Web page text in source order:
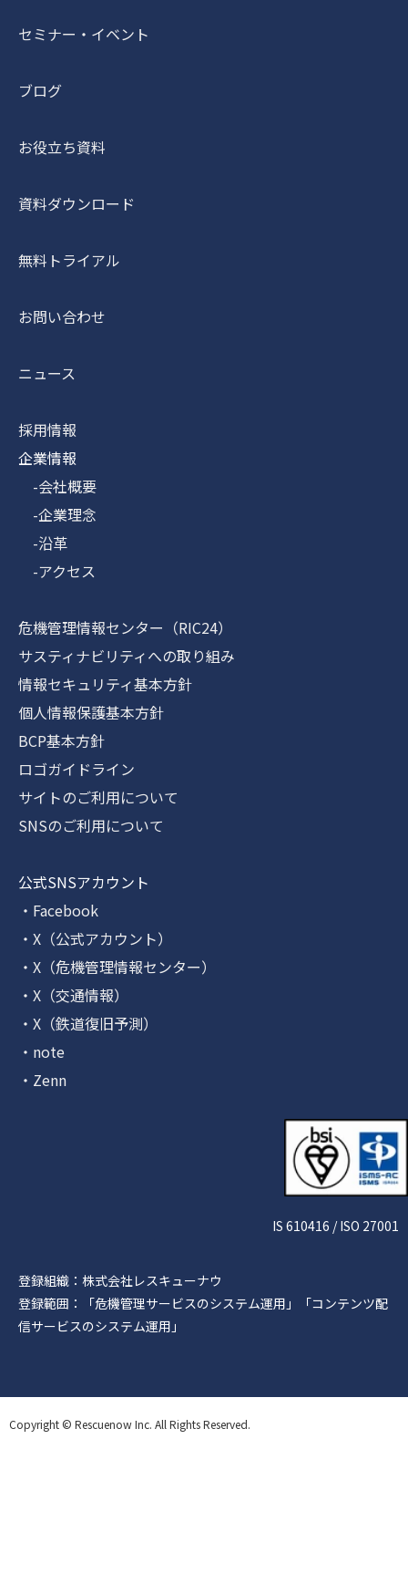
セミナー・イベント
ブログ
お役立ち資料
資料ダウンロード
無料トライアル
お問い合わせ
ニュース
採用情報
企業情報
-会社概要
-企業理念
-沿革
-アクセス
危機管理情報センター（RIC24）
サスティナビリティへの取り組み
情報セキュリティ基本方針
個人情報保護基本方針
BCP基本方針
ロゴガイドライン
サイトのご利用について
SNSのご利用について
公式SNSアカウント
・Facebook
・X（公式アカウント）
・X（危機管理情報センター）
・X（交通情報）
・X（鉄道復旧予測）
・note
・Zenn
IS 610416 / ISO 27001
登録組織：株式会社レスキューナウ
登録範囲：「危機管理サービスのシステム運用」「コンテンツ配
信サービスのシステム運用」
Copyright © Rescuenow Inc. All Rights Reserved.